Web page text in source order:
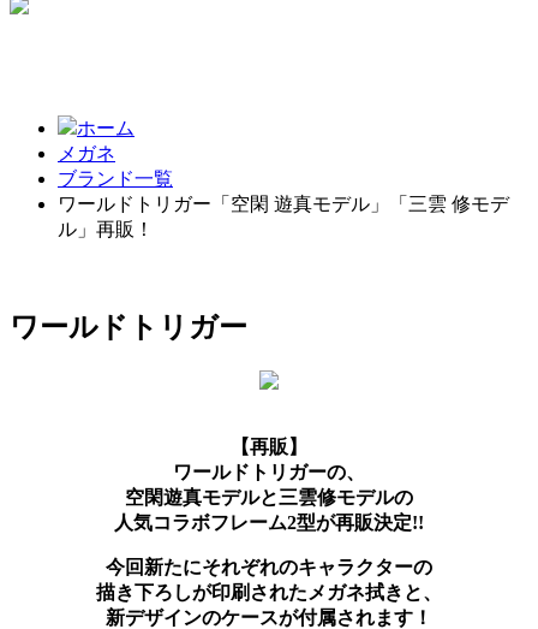
ホーム
メガネ
ブランド一覧
ワールドトリガー「空閑 遊真モデル」「三雲 修モデ
ル」再販！
ワールドトリガー
【再販】
ワールドトリガーの、
空閑遊真モデルと三雲修モデルの
人気コラボフレーム2型が再販決定!!
今回新たにそれぞれのキャラクターの
描き下ろしが印刷されたメガネ拭きと、
新デザインのケースが付属されます！